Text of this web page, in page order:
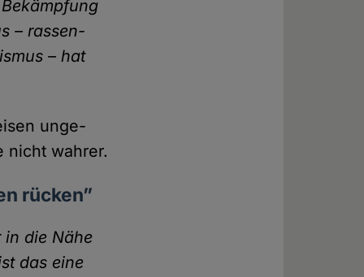
– rassen­
– hat
unge­
nicht wahrer.
rücken”
in die Nähe
das eine